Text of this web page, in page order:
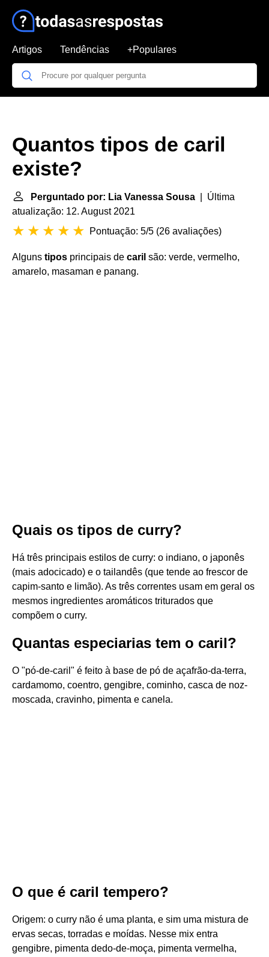
Artigos Tendências +Populares
Quantos tipos de caril
existe?
Perguntado por: Lia Vanessa Sousa | Última
atualização: 12. August 2021
Pontuação: 5/5 (26 avaliações)
Alguns tipos principais de caril são: verde, vermelho,
amarelo, masaman e panang.
Quais os tipos de curry?
Há três principais estilos de curry: o indiano, o japonês
(mais adocicado) e o tailandês (que tende ao frescor de
capim-santo e limão). As três correntes usam em geral os
mesmos ingredientes aromáticos triturados que
compõem o curry.
Quantas especiarias tem o caril?
O "pó-de-caril" é feito à base de pó de açafrão-da-terra,
cardamomo, coentro, gengibre, cominho, casca de noz-
moscada, cravinho, pimenta e canela.
O que é caril tempero?
Origem: o curry não é uma planta, e sim uma mistura de
ervas secas, torradas e moídas. Nesse mix entra
gengibre, pimenta dedo-de-moça, pimenta vermelha,